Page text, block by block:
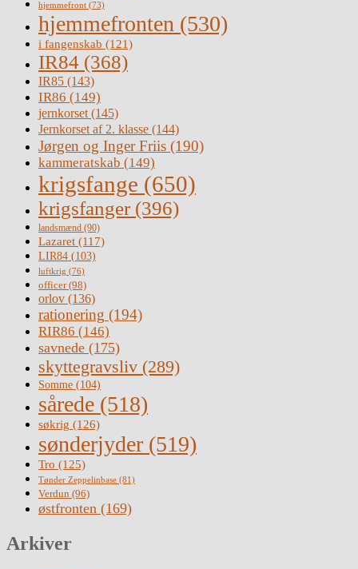
hjemmefront (73)
hjemmefronten (530)
i fangenskab (121)
IR84 (368)
IR85 (143)
IR86 (149)
jernkorset(145)
Jernkorset af 2. klasse (144)
Jørgen og Inger Friis (190)
kammeratskab (149)
krigsfange (650)
krigsfanger (396)
landsmænd (90)
Lazaret (117)
LIR84 (103)
luftkrig (76)
officer(98)
orlov (136)
rationering (194)
RIR86 (146)
savnede (175)
skyttegravsliv (289)
Somme (104)
sårede (518)
søkrig (126)
sønderjyder (519)
Tro (125)
Tønder Zeppelinbase (81)
Verdun (96)
østfronten (169)
Arkiver